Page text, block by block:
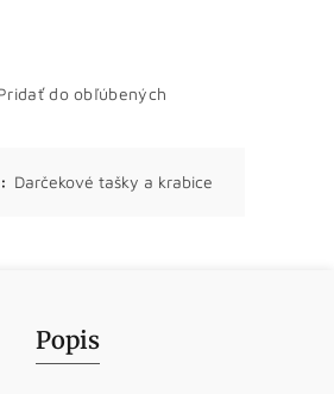
do obľúbených
Darčekové tašky a krabice
Popis